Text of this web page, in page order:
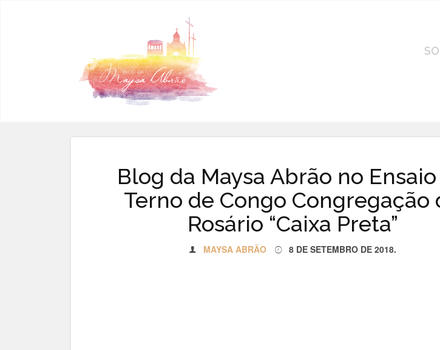
Blog da Maysa Abrão no
Terno de Congo Congregação
Rosário “Caixa Preta”
MAYSA ABRÃO 8 DE SETEMBRO DE 2018.